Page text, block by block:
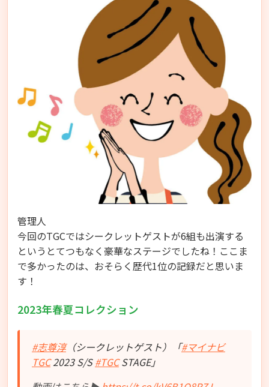
管理人
今回のTGCではシークレットゲストが6組も出演する
というとてつもなく豪華なステージでしたね！ここま
で多かったのは、おそらく歴代1位の記録だと思いま
す！
2023年春夏コレクション
#志尊淳（シークレットゲスト）「#マイナビ
TGC2023 S/S#TGCSTAGE」